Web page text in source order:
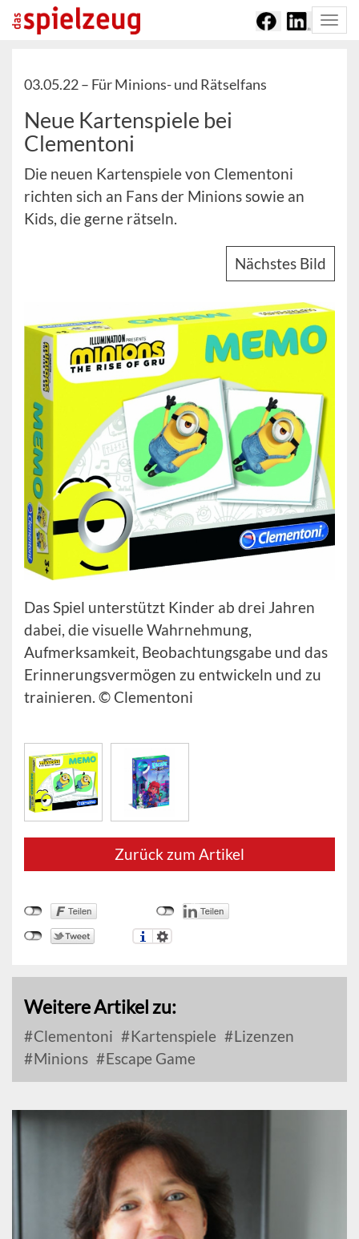
03.05.22 – Für Minions- und Rätselfans
Neue Kartenspiele bei
Clementoni
Die neuen Kartenspiele von Clementoni
richten sich an Fans der Minions sowie an
Kids, die gerne rätseln.
Nächstes Bild
Das Spiel unterstützt Kinder ab drei Jahren
dabei, die visuelle Wahrnehmung,
Aufmerksamkeit, Beobachtungsgabe und das
Erinnerungsvermögen zu entwickeln und zu
trainieren. © Clementoni
Zurück zum Artikel
Weitere Artikel zu:
Clementoni Kartenspiele
Lizenzen
Minions
Escape Game